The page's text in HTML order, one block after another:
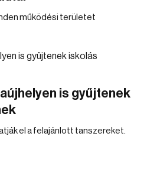
működési területet
is gyűjtenek
el a felajánlott tanszereket.